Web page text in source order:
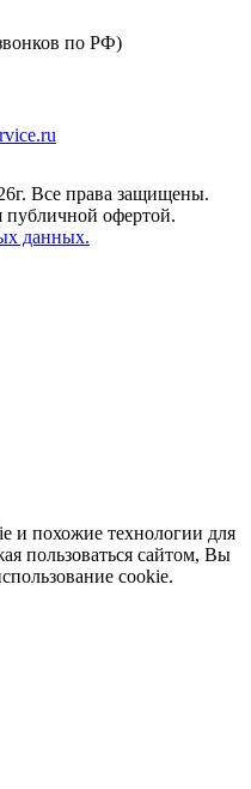
по РФ)
Все права защищены.
публичной офертой.
данных.
и похожие технологии для
пользоваться сайтом, Вы
cookie.